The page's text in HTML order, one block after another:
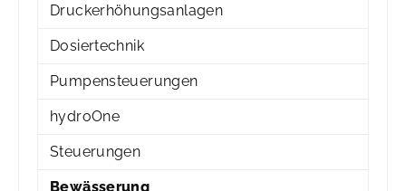
Druckerhöhungsanlagen
Dosiertechnik
Pumpensteuerungen
hydroOne
Steuerungen
Bewässerung